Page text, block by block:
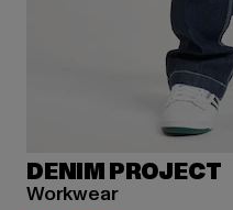
DENIM PROJECT
Workwear